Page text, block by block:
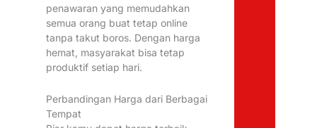
penawaran yang memudahkan
semua orang buat tetap online
tanpa takut boros. Dengan harga
hemat, masyarakat bisa tetap
produktif setiap hari.
Perbandingan Harga dari Berbagai
Tempat